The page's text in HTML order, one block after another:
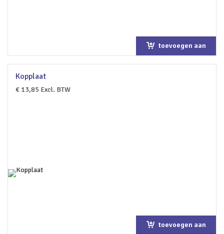
toevoegen aan
winkelwagen
Kopplaat
€ 13,85 Excl. BTW
toevoegen aan